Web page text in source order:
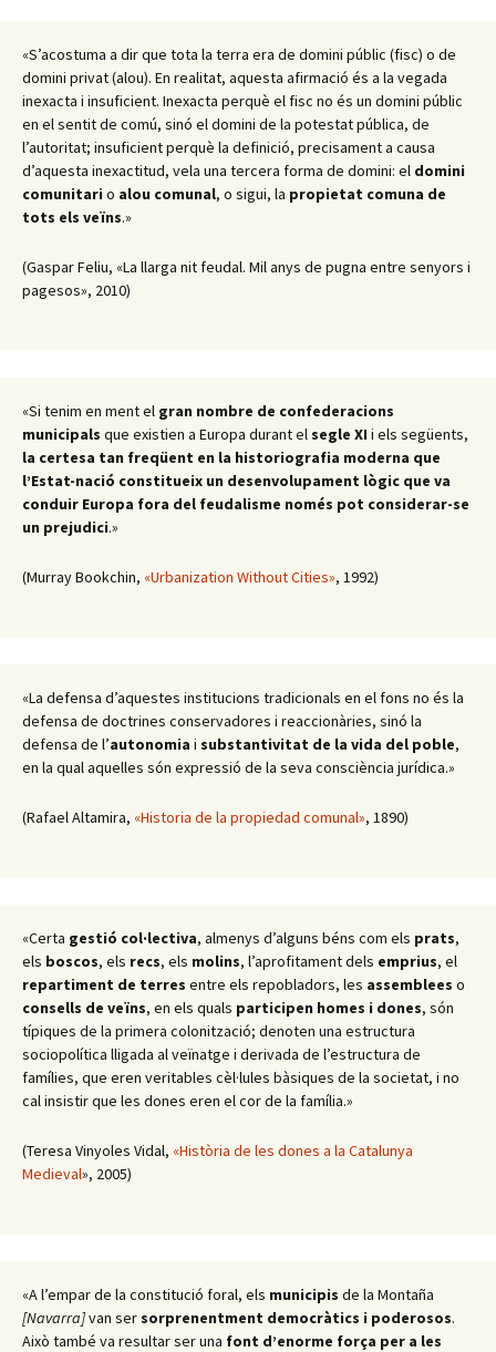
«S’acostuma a dir que tota la terra era de domini públic (fisc) o de
domini privat (alou). En realitat, aquesta afirmació és a la vegada
inexacta i insuficient. Inexacta perquè el fisc no és un domini públic
en el sentit de comú, sinó el domini de la potestat pública, de
l’autoritat; insuficient perquè la definició, precisament a causa
d’aquesta inexactitud, vela una tercera forma de domini: el domini
comunitari o alou comunal, o sigui, la propietat comuna de
tots els veïns.»
(Gaspar Feliu, «La llarga nit feudal. Mil anys de pugna entre senyors i
pagesos», 2010)
«Si tenim en ment el gran nombre de confederacions
municipals que existien a Europa durant el segle XI i els següents,
la certesa tan freqüent en la historiografia moderna que
l’Estat-nació constitueix un desenvolupament lògic que va
conduir Europa fora del feudalisme només pot considerar-se
un prejudici.»
(Murray Bookchin, «Urbanization Without Cities», 1992)
«La defensa d’aquestes institucions tradicionals en el fons no és la
defensa de doctrines conservadores i reaccionàries, sinó la
defensa de l’autonomia i substantivitat de la vida del poble,
en la qual aquelles són expressió de la seva consciència jurídica.»
(Rafael Altamira, «Historia de la propiedad comunal», 1890)
«Certa gestió col·lectiva, almenys d’alguns béns com els prats,
els boscos, els recs, els molins, l’aprofitament dels emprius, el
repartiment de terres entre els repobladors, les assemblees o
consells de veïns, en els quals participen homes i dones, són
típiques de la primera colonització; denoten una estructura
sociopolítica lligada al veïnatge i derivada de l’estructura de
famílies, que eren veritables cèl·lules bàsiques de la societat, i no
cal insistir que les dones eren el cor de la família.»
(Teresa Vinyoles Vidal, «Història de les dones a la Catalunya
Medieval», 2005)
«A l’empar de la constitució foral, els municipis de la Montaña
[Navarra]van ser sorprenentment democràtics i poderosos.
Això també va resultar ser una font d’enorme força per a les